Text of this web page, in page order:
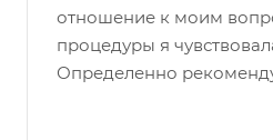
отношение к моим
процедуры я
Определенно